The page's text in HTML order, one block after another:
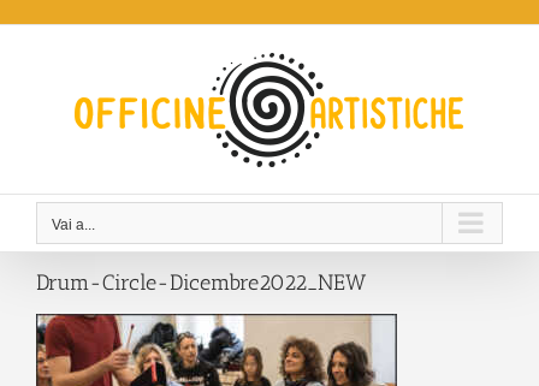
Vai a...
Drum-Circle-Dicembre2022_NEW